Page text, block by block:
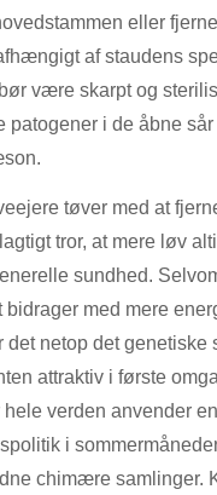
eller
af staudens
være skarpt og
patogener i de åbne
tøver med at
tror, at mere løv
sundhed.
bidrager med mere
det netop det
attraktiv i første
hele verden anvender
i
chimære samlinger.